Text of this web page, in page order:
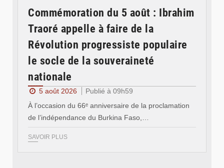
Commémoration du 5 août : Ibrahim
Traoré appelle à faire de la
Révolution progressiste populaire
le socle de la souveraineté
nationale
5 août 2026
Publié à 09h59
À l’occasion du 66ᵉ anniversaire de la proclamation
de l’indépendance du Burkina Faso,…
SAVOIR PLUS